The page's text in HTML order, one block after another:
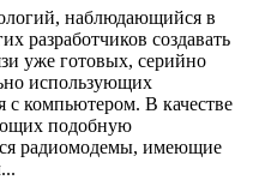
наблюдающийся в
разработчиков создавать
уже готовых, серийно
использующих
с компьютером. В качестве
подобную
радиомодемы, имеющие